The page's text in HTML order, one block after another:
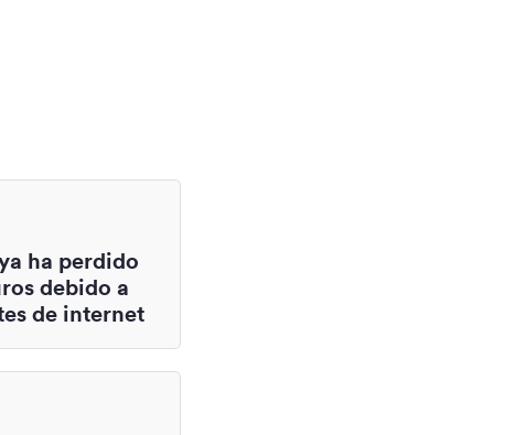
ha perdido
debido a
de internet